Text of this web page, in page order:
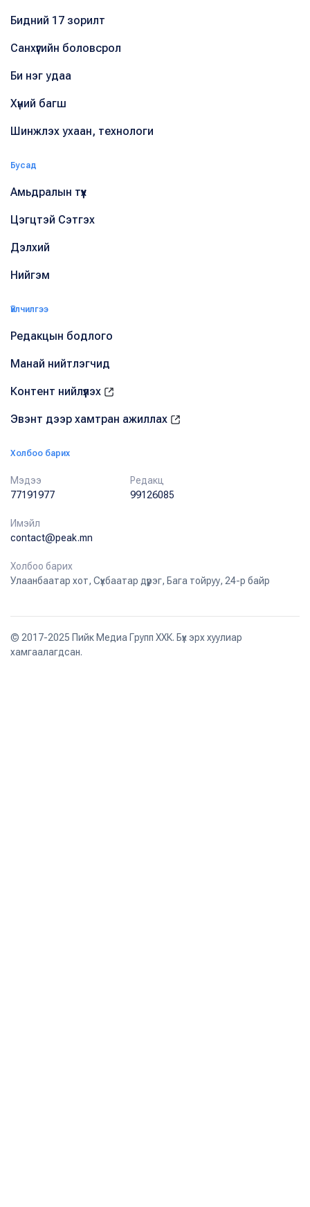
Бидний 17 зорилт
Санхүүгийн боловсрол
Би нэг удаа
Хүний багш
Шинжлэх ухаан, технологи
Бусад
Амьдралын түүх
Цэгцтэй Сэтгэх
Дэлхий
Нийгэм
Үйлчилгээ
Редакцын бодлого
Манай нийтлэгчид
Контент нийлүүлэх
Эвэнт дээр хамтран ажиллах
Холбоо барих
Мэдээ
77191977
Редакц
99126085
Имэйл
contact@peak.mn
Холбоо барих
Улаанбаатар хот, Сүхбаатар дүүрэг, Бага тойруу, 24-р байр
© 2017-2025 Пийк Медиа Групп ХХК. Бүх эрх хуулиар
хамгаалагдсан.